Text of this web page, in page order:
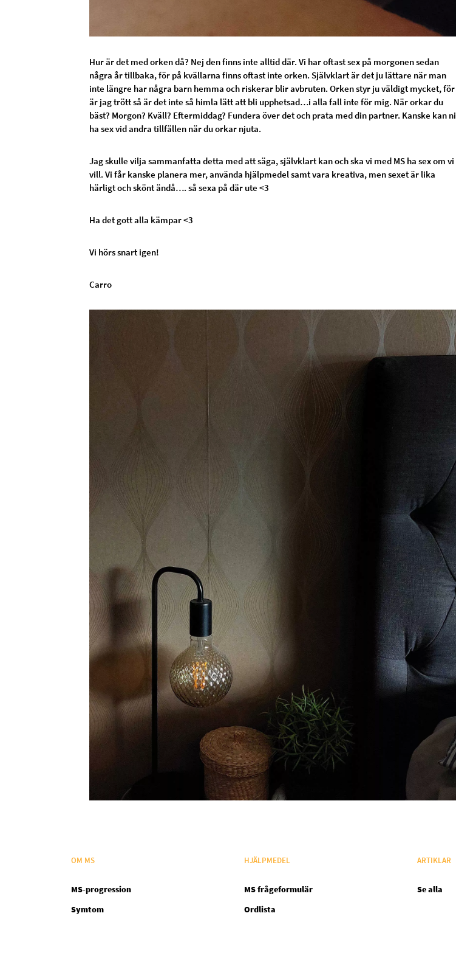
Hur är det med orken då? Nej den finns inte alltid där. Vi har oftast sex på morgonen sedan
några år tillbaka, för på kvällarna finns oftast inte orken. Självklart är det ju lättare när man
inte längre har några barn hemma och riskerar blir avbruten. Orken styr ju väldigt mycket, för
är jag trött så är det inte så himla lätt att bli upphetsad…i alla fall inte för mig. När orkar du
bäst? Morgon? Kväll? Eftermiddag? Fundera över det och prata med din partner. Kanske kan ni
ha sex vid andra tillfällen när du orkar njuta.
Jag skulle vilja sammanfatta detta med att säga, självklart kan och ska vi med MS ha sex om vi
vill. Vi får kanske planera mer, använda hjälpmedel samt vara kreativa, men sexet är lika
härligt och skönt ändå…. så sexa på där ute <3
Ha det gott alla kämpar <3
Vi hörs snart igen!
Carro
OM MS
MS-progression
Symtom
HJÄLPMEDEL
MS frågeformulär
Ordlista
ARTIKLAR
Se alla